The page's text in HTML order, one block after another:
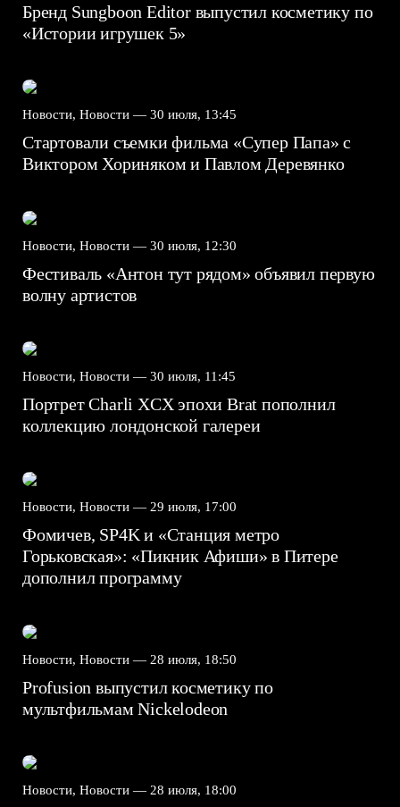
Бренд Sungboon Editor выпустил косметику по
«Истории игрушек 5»
Новости, Новости — 30 июля, 13:45
Стартовали съемки фильма «Супер Папа» с
Виктором Хориняком и Павлом Деревянко
Новости, Новости — 30 июля, 12:30
Фестиваль «Антон тут рядом» объявил первую
волну артистов
Новости, Новости — 30 июля, 11:45
Портрет Charli XCX эпохи Brat пополнил
коллекцию лондонской галереи
Новости, Новости — 29 июля, 17:00
Фомичев, SP4K и «Станция метро
Горьковская»: «Пикник Афиши» в Питере
дополнил программу
Новости, Новости — 28 июля, 18:50
Profusion выпустил косметику по
мультфильмам Nickelodeon
Новости, Новости — 28 июля, 18:00